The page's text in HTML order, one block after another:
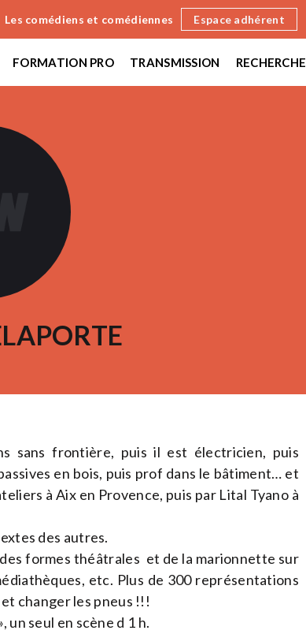
Les comédiens et comédiennes Espace adhérent
FORMATION PRO TRANSMISSION RECHERCHE
sans frontière, puis il est électricien, puis
en bois, puis prof dans le bâtiment… et
à Aix en Provence, puis par Lital Tyano à
des autres.
formes théâtrales et de la marionnette sur
etc. Plus de 300 représentations
changer les pneus !!!
un seul en scène d 1 h.